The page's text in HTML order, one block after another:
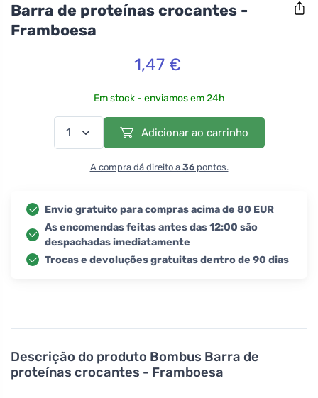
Descrição do produto Bombus Barra de
proteínas crocantes - Framboesa
Barra de proteínas crocantes -
Framboesa
1,47 €
Em stock - enviamos em 24h
Adicionar ao carrinho
A compra dá direito a 36pontos.
Envio gratuito para compras acima de 80 EUR
As encomendas feitas antes das 12:00 são
despachadas imediatamente
Trocas e devoluções gratuitas dentro de 90 dias